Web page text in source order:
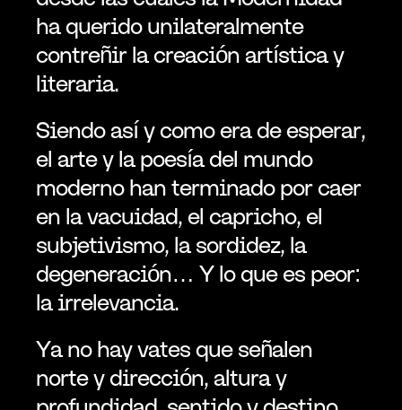
ha querido unilateralmente
contreñir la creación artística y
literaria.
Siendo así y como era de esperar,
el arte y la poesía del mundo
moderno han terminado por caer
en la vacuidad, el capricho, el
subjetivismo, la sordidez, la
degeneración… Y lo que es peor:
la irrelevancia.
Ya no hay vates que señalen
norte y dirección, altura y